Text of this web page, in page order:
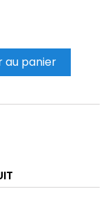
au panier